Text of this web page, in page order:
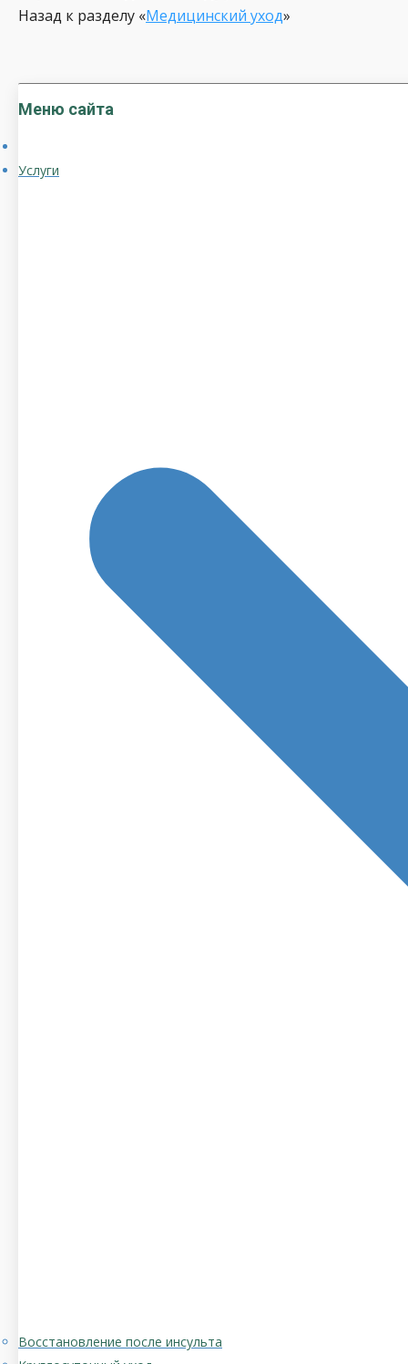
Назад к разделу «Медицинский уход»
Меню сайта
Услуги
Восстановление после инсульта